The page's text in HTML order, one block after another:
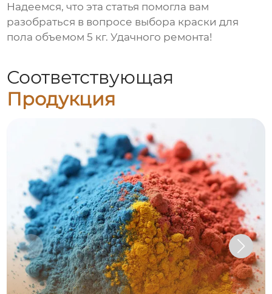
Надеемся, что эта статья помогла вам
разобраться в вопросе выбора краски для
пола объемом 5 кг. Удачного ремонта!
Соответствующая
Продукция